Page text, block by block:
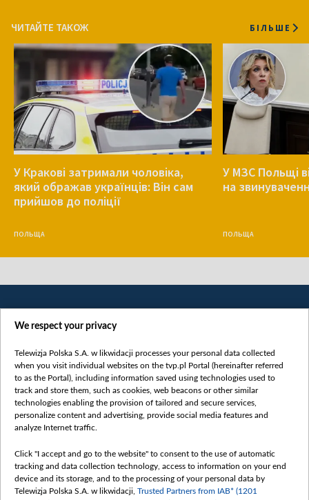
ЧИТАЙТЕ ТАКОЖ БІЛЬШЕ
У Кракові затримали чоловіка,
який ображав українців: Він сам
прийшов до поліції
ПОЛЬЩА
У МЗС Польщі
на
ПОЛЬЩА
Категорії
Новини
Докладно
Погляд
Цікаво
We respect your privacy
Telewizja Polska S.A. w likwidacji processes your personal data collected
when you visit individual websites on the tvp.pl Portal (hereinafter referred
to as the Portal), including information saved using technologies used to
track and store them, such as cookies, web beacons or other similar
technologies enabling the provision of tailored and secure services,
personalize content and advertising, provide social media features and
analyze Internet traffic.
Click "I accept and go to the website" to consent to the use of automatic
tracking and data collection technology, access to information on your end
device and its storage, and to the processing of your personal data by
Telewizja Polska S.A. w likwidacji, Trusted Partners from IAB* (1201